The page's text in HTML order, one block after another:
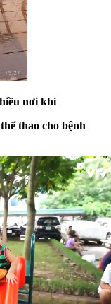
nơi khi
thao cho bệnh